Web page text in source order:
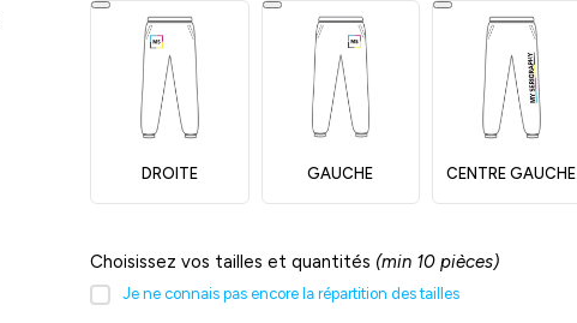
DROITE GAUCHE CENTRE GAUCHE
Choisissez vos tailles et quantités (min 10 pièces)
Je ne connais pas encore la répartition des tailles